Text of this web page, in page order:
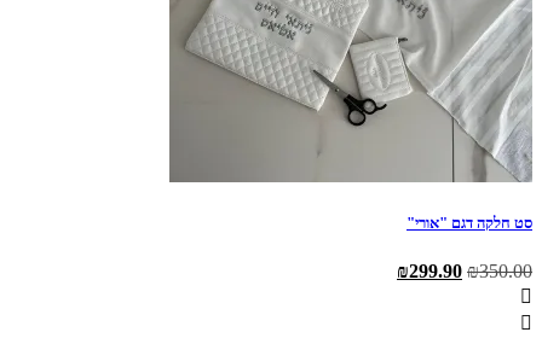
סט חלקה דגם "אורי"
₪350.00
המחיר ₪299.90